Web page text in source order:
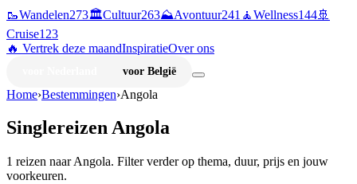
🥾Wandelen273🏛️Cultuur263⛰️Avontuur241 🧘Wellness144🚢
Cruise123
🔥 Vertrek deze maandInspiratieOver ons
voor België
Home›Bestemmingen›Angola
SinglereizenAngola
1 reizen naarAngola. Filter verder op thema, duur, prijs en jouw
voorkeuren.